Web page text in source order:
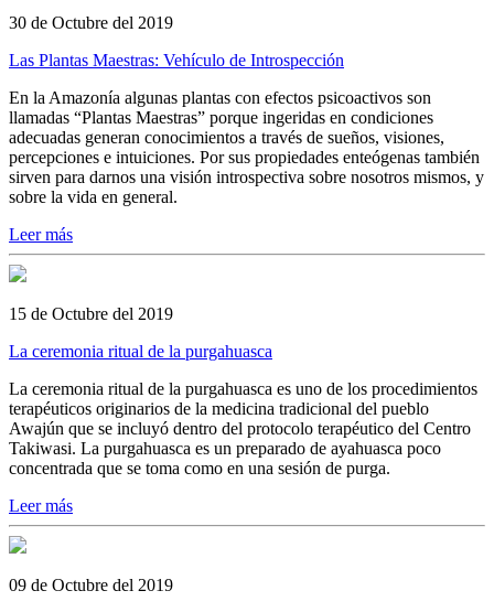
30 de Octubre del 2019
Las Plantas Maestras: Vehículo de Introspección
En la Amazonía algunas plantas con efectos psicoactivos son
llamadas “Plantas Maestras” porque ingeridas en condiciones
adecuadas generan conocimientos a través de sueños, visiones,
percepciones e intuiciones. Por sus propiedades enteógenas también
sirven para darnos una visión introspectiva sobre nosotros mismos, y
sobre la vida en general.
Leer más
15 de Octubre del 2019
La ceremonia ritual de la purgahuasca
La ceremonia ritual de la purgahuasca es uno de los procedimientos
terapéuticos originarios de la medicina tradicional del pueblo
Awajún que se incluyó dentro del protocolo terapéutico del Centro
Takiwasi. La purgahuasca es un preparado de ayahuasca poco
concentrada que se toma como en una sesión de purga.
Leer más
09 de Octubre del 2019